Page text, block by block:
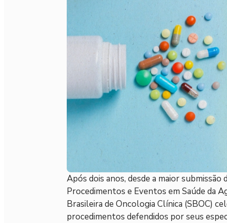
Após dois anos, desde a maior
Procedimentos e Eventos em Saúde da
Brasileira de Oncologia Clínica (SBOC)
procedimentos defendidos por seus